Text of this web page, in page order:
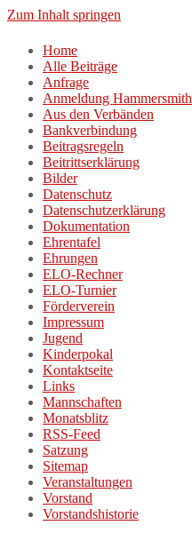
Zum Inhalt springen
Home
Alle Beiträge
Anfrage
Anmeldung Hammersmith
Aus den Verbänden
Bankverbindung
Beitragsregeln
Beitrittserklärung
Bilder
Datenschutz
Datenschutzerklärung
Dokumentation
Ehrentafel
Ehrungen
ELO-Rechner
ELO-Turnier
Förderverein
Impressum
Jugend
Kinderpokal
Kontaktseite
Links
Mannschaften
Monatsblitz
RSS-Feed
Satzung
Sitemap
Veranstaltungen
Vorstand
Vorstandshistorie